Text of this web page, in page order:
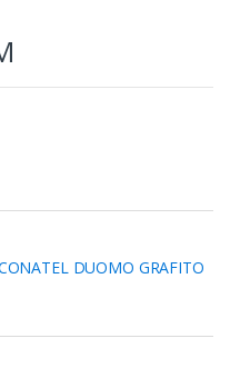
DUOMO GRAFITO